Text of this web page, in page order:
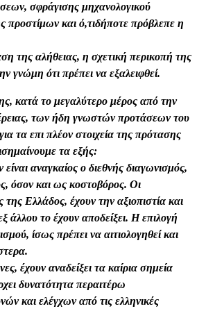
σφράγισης μηχανολογικού
προστίμων και ό,τιδήποτε πρόβλεπε η
της αλήθειας, η σχετική περικοπή της
γνώμη ότι πρέπει να εξαλειφθεί.
κατά το μεγαλύτερο μέρος από την
των ήδη γνωστών προτάσεων του
τα επι πλέον στοιχεία της πρότασης
τα εξής:
αναγκαίος ο διεθνής διαγωνισμός,
όσον και ως κοστοβόρος. Οι
της Ελλάδος, έχουν την αξιοπιστία και
άλλου το έχουν αποδείξει. Η επιλογή
ίσως πρέπει να αιτιολογηθεί και
έχουν αναδείξει τα καίρια σημεία
δυνατότητα περαιτέρω
και ελέγχων από τις ελληνικές